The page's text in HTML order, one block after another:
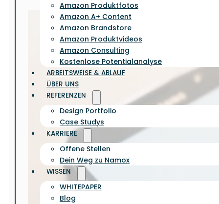
Amazon Produktfotos
Amazon A+ Content
Amazon Brandstore
Amazon Produktvideos
Amazon Consulting
Kostenlose Potentialanalyse
ARBEITSWEISE & ABLAUF
ÜBER UNS
REFERENZEN
Design Portfolio
Case Studys
KARRIERE
Offene Stellen
Dein Weg zu Namox
WISSEN
WHITEPAPER
Blog